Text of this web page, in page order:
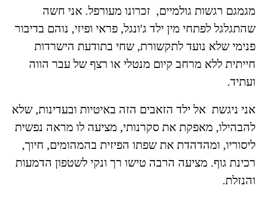
מגמגם רגשות גולמיים, זכרונו מעורפל. אני חשה
שהתגלגל לפתחי מין ילד ג'ונגל, פראי ופיזי, נוהם בדיבור
פנימי שלא נועד לתקשורת, שחי בתודעת הישרדות
חייתית ללא מרחב קיום מנטלי או רצף של עבר הווה
ועתיד.
אני ניגשת אל ילד הזאבים הזה באיטיות ובעדינות, שלא
להבהילו, מאפקת את סקרנותי, מציעה לו מראה נפשית
ליסוריו, ומהדהדת את שפתו הפיזית בהמהומים, חיוך,
רכינת גוף. מציעה הרבה טישו רך ונקי לשטפון הדמעות
והנזלת.